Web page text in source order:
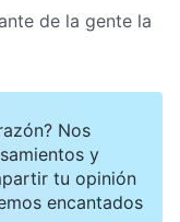
de la gente la
Nos
y
tu opinión
encantados